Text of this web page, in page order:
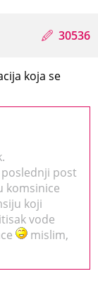
30536
koja se
post
komsinice
koji
vode
mislim,